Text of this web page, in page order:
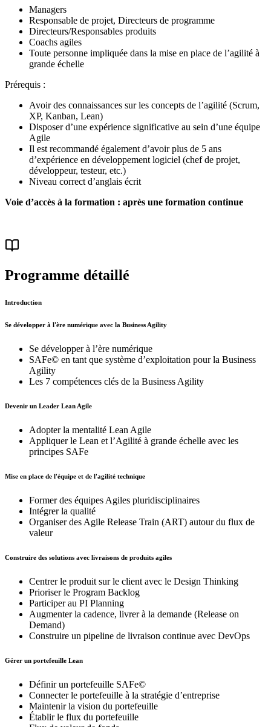
Managers
Responsable de projet, Directeurs de programme
Directeurs/Responsables produits
Coachs agiles
Toute personne impliquée dans la mise en place de l’agilité à
grande échelle
Prérequis :
Avoir des connaissances sur les concepts de l’agilité (Scrum,
XP, Kanban, Lean)
Disposer d’une expérience significative au sein d’une équipe
Agile
Il est recommandé également d’avoir plus de 5 ans
d’expérience en développement logiciel (chef de projet,
développeur, testeur, etc.)
Niveau correct d’anglais écrit
Voie d’accès à la formation : après une formation continue
Programme détaillé
Introduction
Se développer à l'ère numérique avec la Business Agility
Se développer à l’ère numérique
SAFe© en tant que système d’exploitation pour la Business
Agility
Les 7 compétences clés de la Business Agility
Devenir un Leader Lean Agile
Adopter la mentalité Lean Agile
Appliquer le Lean et l’Agilité à grande échelle avec les
principes SAFe
Mise en place de l'équipe et de l'agilité technique
Former des équipes Agiles pluridisciplinaires
Intégrer la qualité
Organiser des Agile Release Train (ART) autour du flux de
valeur
Construire des solutions avec livraisons de produits agiles
Centrer le produit sur le client avec le Design Thinking
Prioriser le Program Backlog
Participer au PI Planning
Augmenter la cadence, livrer à la demande (Release on
Demand)
Construire un pipeline de livraison continue avec DevOps
Gérer un portefeuille Lean
Définir un portefeuille SAFe©
Connecter le portefeuille à la stratégie d’entreprise
Maintenir la vision du portefeuille
Établir le flux du portefeuille